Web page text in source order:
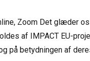
Zoom Det glæder
af IMPACT EU-
på betydningen af